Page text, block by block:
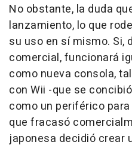
No obstante, la duda
lanzamiento, lo que
su uso en sí mismo. Si,
comercial, funcionará
como nueva consola,
con Wii -que se
como un periférico
que fracasó
japonesa decidió crear